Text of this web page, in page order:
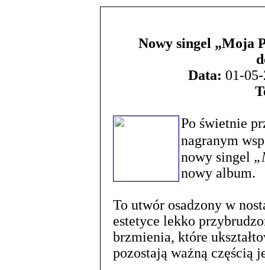
Nowy singel „Moja
Data: 01-
Po świetnie
nagranym
nowy singel
nowy album.
To utwór osadzony w
estetyce lekko
brzmienia, które
pozostają ważną częścią